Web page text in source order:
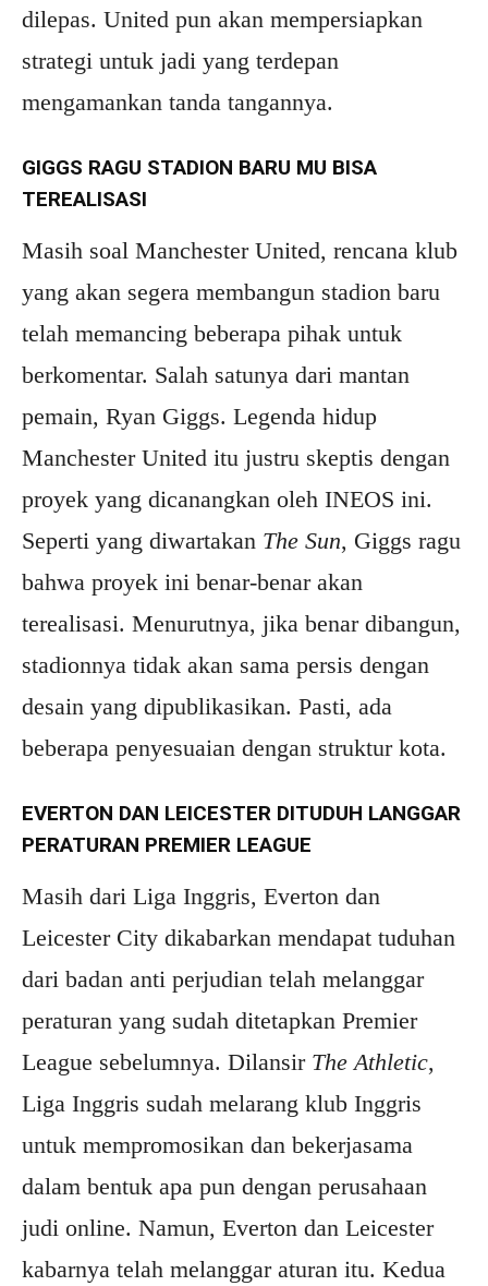
dilepas. United pun akan mempersiapkan
strategi untuk jadi yang terdepan
mengamankan tanda tangannya.
GIGGS RAGU STADION BARU MU BISA
TEREALISASI
Masih soal Manchester United, rencana klub
yang akan segera membangun stadion baru
telah memancing beberapa pihak untuk
berkomentar. Salah satunya dari mantan
pemain, Ryan Giggs. Legenda hidup
Manchester United itu justru skeptis dengan
proyek yang dicanangkan oleh INEOS ini.
Seperti yang diwartakan The Sun, Giggs ragu
bahwa proyek ini benar-benar akan
terealisasi. Menurutnya, jika benar dibangun,
stadionnya tidak akan sama persis dengan
desain yang dipublikasikan. Pasti, ada
beberapa penyesuaian dengan struktur kota.
EVERTON DAN LEICESTER DITUDUH LANGGAR
PERATURAN PREMIER LEAGUE
Masih dari Liga Inggris, Everton dan
Leicester City dikabarkan mendapat tuduhan
dari badan anti perjudian telah melanggar
peraturan yang sudah ditetapkan Premier
League sebelumnya. Dilansir The Athletic,
Liga Inggris sudah melarang klub Inggris
untuk mempromosikan dan bekerjasama
dalam bentuk apa pun dengan perusahaan
judi online. Namun, Everton dan Leicester
kabarnya telah melanggar aturan itu. Kedua